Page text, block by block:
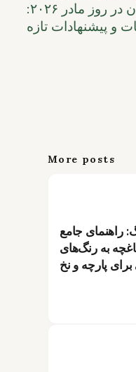
مادران در روز مادر ۲۰۲۶:
و پیشنهادات تازه
More posts
راهنمای جامع
به رنگ‌های
پارچه و نخ